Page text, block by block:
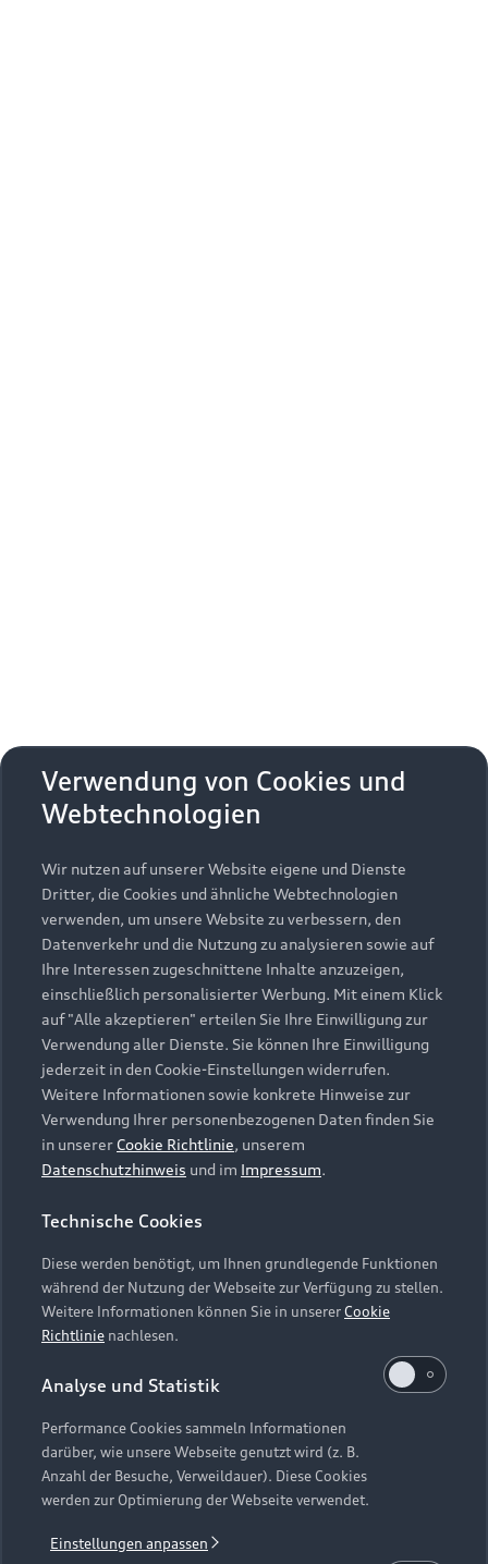
Zurück nach oben
Alle Modelle
Plug-in-Hybride
Kaufen & leasen
Neuwagensuche
Gebrauchtwagensuche
Gebrauchtwagen
Finanzierung
Aktionen & Angebote
Audi Services
Support
Kundenservice
Händlersuche
Über Audi
Verwendung von Cookies und
Webtechnologien
Wir nutzen auf unserer Website eigene und Dienste
Dritter, die Cookies und ähnliche Webtechnologien
verwenden, um unsere Website zu verbessern, den
Datenverkehr und die Nutzung zu analysieren sowie auf
Ihre Interessen zugeschnittene Inhalte anzuzeigen,
einschließlich personalisierter Werbung. Mit einem Klick
auf "Alle akzeptieren" erteilen Sie Ihre Einwilligung zur
Verwendung aller Dienste. Sie können Ihre Einwilligung
jederzeit in den Cookie-Einstellungen widerrufen.
Weitere Informationen sowie konkrete Hinweise zur
Verwendung Ihrer personenbezogenen Daten finden Sie
in unserer Cookie Richtlinie, unserem
Datenschutzhinweis und im Impressum.
Technische Cookies
Diese werden benötigt, um Ihnen grundlegende Funktionen
während der Nutzung der Webseite zur Verfügung zu stellen.
Weitere Informationen können Sie in unsererCookie
Richtlinie nachlesen.
Analyse und Statistik
Performance Cookies sammeln Informationen
darüber, wie unsere Webseite genutzt wird (z. B.
Anzahl der Besuche, Verweildauer). Diese Cookies
werden zur Optimierung der Webseite verwendet.
Einstellungen anpassen